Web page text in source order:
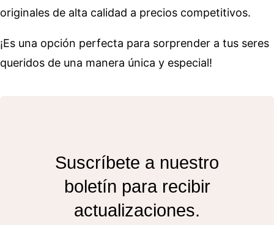
originales de alta calidad a precios competitivos.
¡Es una opción perfecta para sorprender a tus seres
queridos de una manera única y especial!
Suscríbete a nuestro
boletín para recibir
actualizaciones.